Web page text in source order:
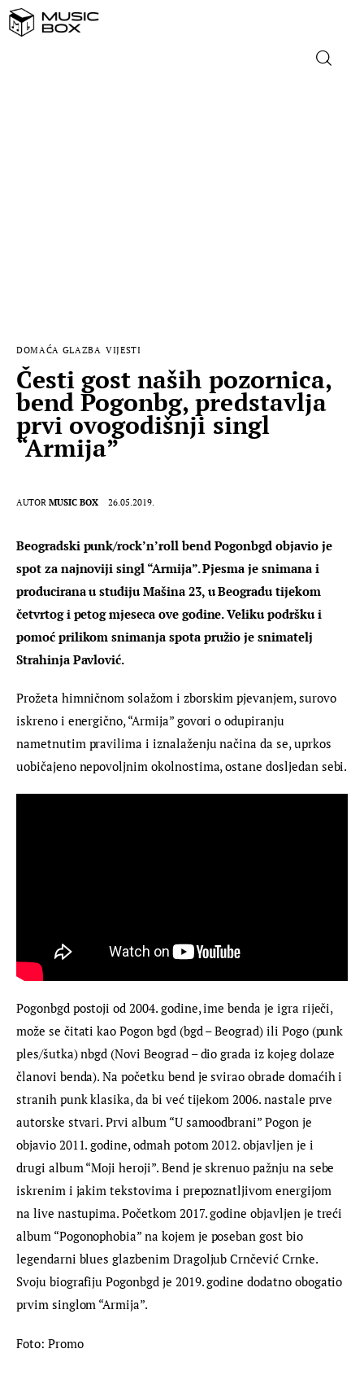
DOMAĆA GLAZBA VIJESTI
Česti gost naših pozornica,
bend Pogonbg, predstavlja
prvi ovogodišnji singl
“Armija”
AUTOR MUSIC BOX 26.05.2019.
Beogradski punk/rock’n’roll bend Pogonbgd objavio je
spot za najnoviji singl “Armija”. Pjesma je snimana i
producirana u studiju Mašina 23, u Beogradu tijekom
četvrtog i petog mjeseca ove godine. Veliku podršku i
pomoć prilikom snimanja spota pružio je snimatelj
Strahinja Pavlović.
Prožeta himničnom solažom i zborskim pjevanjem, surovo
iskreno i energično, “Armija” govori o odupiranju
nametnutim pravilima i iznalaženju načina da se, uprkos
uobičajeno nepovoljnim okolnostima, ostane dosljedan sebi.
Pogonbgd postoji od 2004. godine, ime benda je igra riječi,
može se čitati kao Pogon bgd (bgd – Beograd) ili Pogo (punk
ples/šutka) nbgd (Novi Beograd – dio grada iz kojeg dolaze
članovi benda). Na početku bend je svirao obrade domaćih i
stranih punk klasika, da bi već tijekom 2006. nastale prve
autorske stvari. Prvi album “U samoodbrani” Pogon je
objavio 2011. godine, odmah potom 2012. objavljen je i
drugi album “Moji heroji”. Bend je skrenuo pažnju na sebe
iskrenim i jakim tekstovima i prepoznatljivom energijom
na live nastupima. Početkom 2017. godine objavljen je treći
album “Pogonophobia” na kojem je poseban gost bio
legendarni blues glazbenim Dragoljub Crnčević Crnke.
Svoju biografiju Pogonbgd je 2019. godine dodatno obogatio
prvim singlom “Armija”.
Foto: Promo